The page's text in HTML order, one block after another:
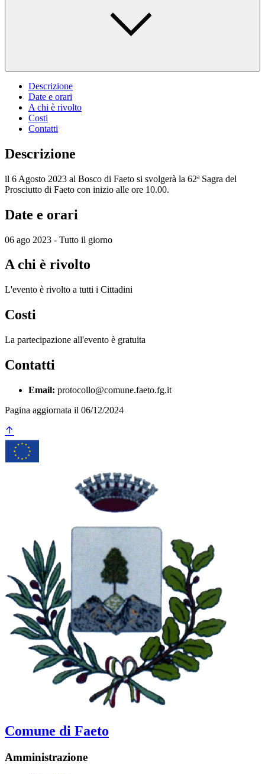
Descrizione
Date e orari
A chi è rivolto
Costi
Contatti
Descrizione
il 6 Agosto 2023 al Bosco di Faeto si svolgerà la 62ª Sagra del
Prosciutto di Faeto con inizio alle ore 10.00.
Date e orari
06 ago 2023 - Tutto il giorno
A chi è rivolto
L'evento è rivolto a tutti i Cittadini
Costi
La partecipazione all'evento è gratuita
Contatti
Email: protocollo@comune.faeto.fg.it
Pagina aggiornata il 06/12/2024
Comune di Faeto
Amministrazione